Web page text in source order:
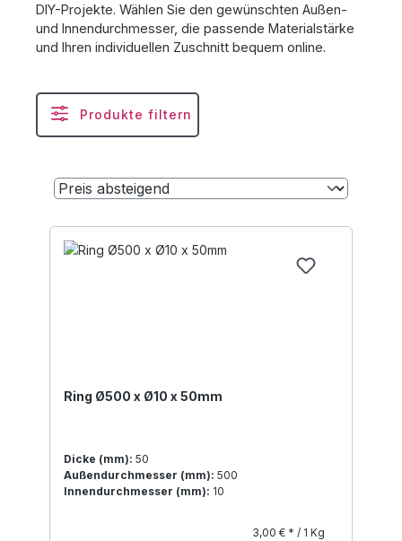
DIY-Projekte. Wählen Sie den gewünschten Außen-
und Innendurchmesser, die passende Materialstärke
und Ihren individuellen Zuschnitt bequem online.
Produkte filtern
Ring Ø500 x Ø10 x 50mm
Dicke (mm): 50
Außendurchmesser (mm): 500
Innendurchmesser (mm): 10
3,00 € * / 1 Kg